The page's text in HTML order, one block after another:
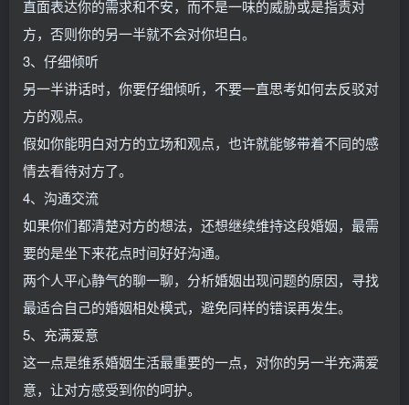
直面表达你的需求和不安，而不是一味的威胁或是指责对
方，否则你的另一半就不会对你坦白。
3、仔细倾听
另一半讲话时，你要仔细倾听，不要一直思考如何去反驳对
方的观点。
假如你能明白对方的立场和观点，也许就能够带着不同的感
情去看待对方了。
4、沟通交流
如果你们都清楚对方的想法，还想继续维持这段婚姻，最需
要的是坐下来花点时间好好沟通。
两个人平心静气的聊一聊，分析婚姻出现问题的原因，寻找
最适合自己的婚姻相处模式，避免同样的错误再发生。
5、充满爱意
这一点是维系婚姻生活最重要的一点，对你的另一半充满爱
意，让对方感受到你的呵护。